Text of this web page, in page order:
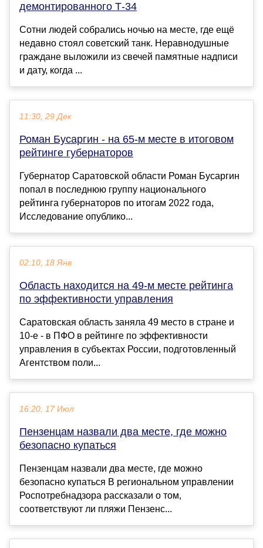
демонтированного Т-34
Сотни людей собрались ночью на месте, где ещё
недавно стоял советский танк. Неравнодушные
граждане выложили из свечей памятные надписи
и дату, когда ...
11:30, 29 Дек
Роман Бусаргин - на 65-м месте в итоговом
рейтинге губернаторов
Губернатор Саратовской области Роман Бусаргин
попал в последнюю группу национального
рейтинга губернаторов по итогам 2022 года,
Исследование опублико...
02:10, 18 Янв
Область находится на 49-м месте рейтинга
по эффективности управления
Саратовская область заняла 49 место в стране и
10-е - в ПФО в рейтинге по эффективности
управления в субъектах России, подготовленный
Агентством поли...
16:20, 17 Июл
Пензенцам назвали два месте, где можно
безопасно купаться
Пензенцам назвали два месте, где можно
безопасно купаться В региональном управлении
Роспотребнадзора рассказали о том,
соответствуют ли пляжи Пензенс...